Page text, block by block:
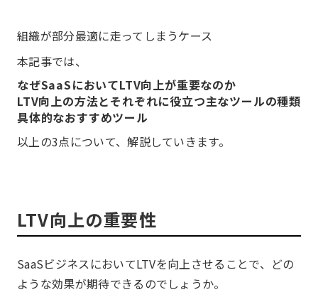
組織が部分最適に走ってしまうケース
本記事では、
なぜSaaSにおいてLTV向上が重要なのか
LTV向上の方法とそれぞれに役立つ主なツールの種類
具体的なおすすめツール
以上の3点について、解説していきます。
LTV向上の重要性
SaaSビジネスにおいてLTVを向上させることで、どの
ような効果が期待できるのでしょうか。